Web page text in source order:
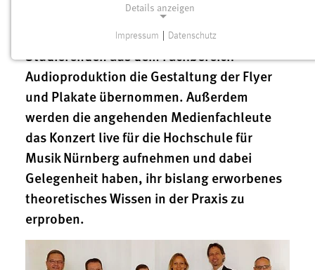
Gemeinschaftsprojekt gesetzt. Für diesen
Konzertabend am 20. Januar 2016 haben
Studierenden aus dem Fachbereich
Audioproduktion die Gestaltung der Flyer
und Plakate übernommen. Außerdem
werden die angehenden Medienfachleute
das Konzert live für die Hochschule für
Musik Nürnberg aufnehmen und dabei
Gelegenheit haben, ihr bislang erworbenes
theoretisches Wissen in der Praxis zu
erproben.
Details anzeigen
Notwendige Cookies ermöglichen grundlegende
Funktionen und sind für die einwandfreie Funktion der
Website erforderlich.
Einverständnis
Name:
cookie_consent
Zweck:
Dieser Cookie speichert die ausgewählten Einverständnis-
Cookie Laufzeit:
Impressum Datenschutz